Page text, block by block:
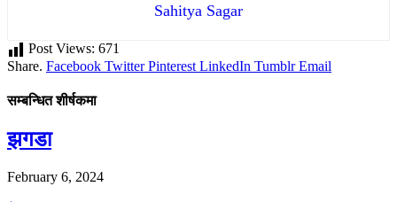
Sahitya Sagar
Post Views: 671
Share. Facebook Twitter Pinterest LinkedIn Tumblr Email
सम्बन्धित शीर्षकमा
झगडा
February 6, 2024